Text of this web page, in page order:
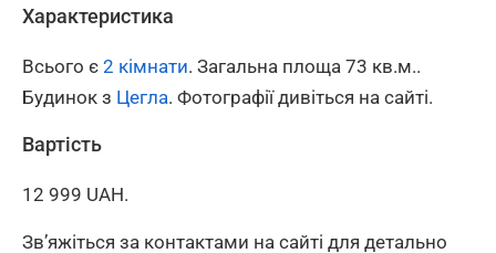
Характеристика
Всього є 2 кімнати. Загальна площа 73 кв.м..
Будинок з Цегла. Фотографії дивіться на сайті.
Вартість
12 999 UAH.
Зв’яжіться за контактами на сайті для детально